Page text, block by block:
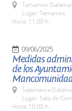
Tamames
Lugar: Tamames
Hora: 11:00 h.
09/06/2025
Medidas
de los
Salamanca
Lugar: Sala de
Hora: 10:00 h.